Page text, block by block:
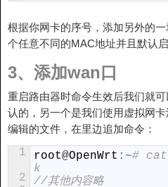
根据你网卡的序号，添加另外的
个任意不同的MAC地址并且默认启
3、添加wan口
重启路由器时命令生效后我们就
认的，另一个是我们使用虚拟网
编辑的文件，在里边追加命令：
1
2
root@OpenWrt : ~#
k
//其他内容略